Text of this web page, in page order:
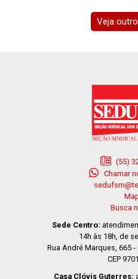
Veja
(55)
Chamar
Busca
Sede Centro:
14h às 18h, de
Rua André Marques, 665 -
CEP
Casa Clóvis Guterres: